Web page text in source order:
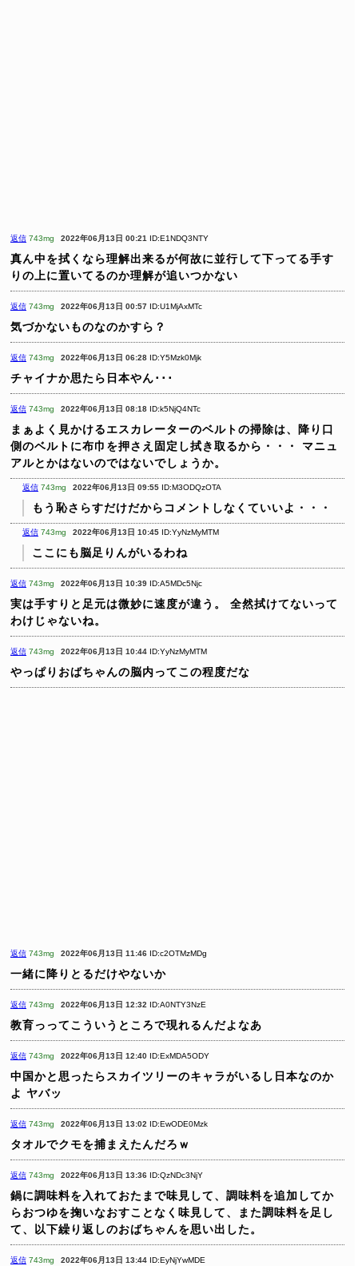
返信 743mg 2022年06月13日 00:21 ID:E1NDQ3NTY
真ん中を拭くなら理解出来るが何故に並行して下ってる手す
りの上に置いてるのか理解が追いつかない
返信 743mg 2022年06月13日 00:57 ID:U1MjAxMTc
気づかないものなのかすら？
返信 743mg 2022年06月13日 06:28 ID:Y5Mzk0Mjk
チャイナか思たら日本やん･･･
返信 743mg 2022年06月13日 08:18 ID:k5NjQ4NTc
まぁよく見かけるエスカレーターのベルトの掃除は、降り口
側のベルトに布巾を押さえ固定し拭き取るから・・・
マニュ
アルとかはないのではないでしょうか。
返信 743mg 2022年06月13日 09:55 ID:M3ODQzOTA
もう恥さらすだけだからコメントしなくていいよ・・・
返信 743mg 2022年06月13日 10:45 ID:YyNzMyMTM
ここにも脳足りんがいるわね
返信 743mg 2022年06月13日 10:39 ID:A5MDc5Njc
実は手すりと足元は微妙に速度が違う。
全然拭けてないって
わけじゃないね。
返信 743mg 2022年06月13日 10:44 ID:YyNzMyMTM
やっぱりおばちゃんの脳内ってこの程度だな
返信 743mg 2022年06月13日 11:46 ID:c2OTMzMDg
一緒に降りとるだけやないか
返信 743mg 2022年06月13日 12:32 ID:A0NTY3NzE
教育っってこういうところで現れるんだよなあ
返信 743mg 2022年06月13日 12:40 ID:ExMDA5ODY
中国かと思ったらスカイツリーのキャラがいるし日本なのか
よ ヤバッ
返信 743mg 2022年06月13日 13:02 ID:EwODE0Mzk
タオルでクモを捕まえたんだろｗ
返信 743mg 2022年06月13日 13:36 ID:QzNDc3NjY
鍋に調味料を入れておたまで味見して、調味料を追加してか
らおつゆを掬いなおすことなく味見して、また調味料を足し
て、以下繰り返しのおばちゃんを思い出した。
返信 743mg 2022年06月13日 13:44 ID:EyNjYwMDE